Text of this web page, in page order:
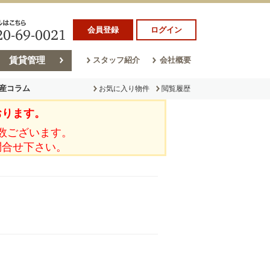
会員登録 ログイン
賃貸管理 スタッフ紹介 会社概要
コラム
ム
お気に入り物件 閲覧履歴
ます。
ざいます。
せ下さい。